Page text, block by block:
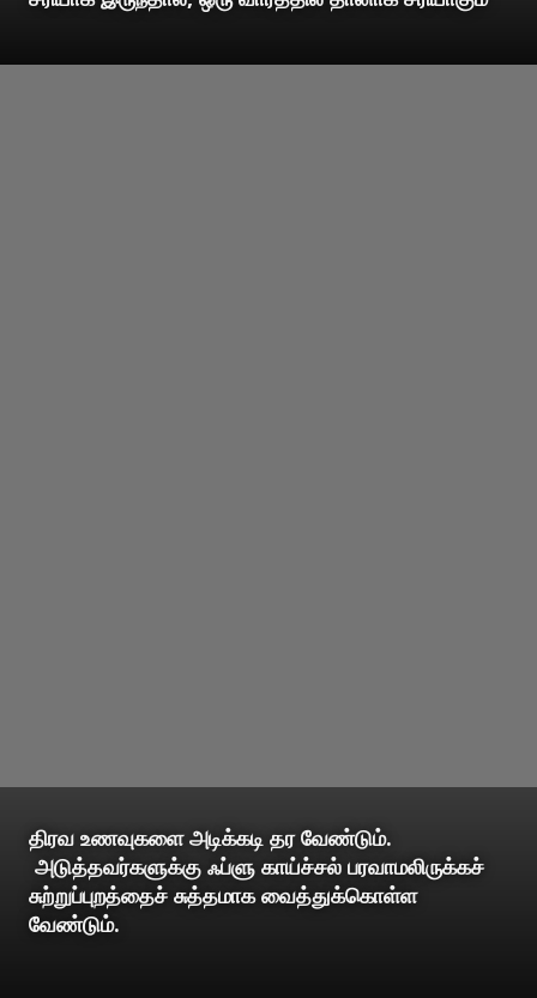
திரவ உணவுகளை அடிக்கடி தர வேண்டும்.
அடுத்தவர்களுக்கு ஃப்ளு காய்ச்சல் பரவாமலிருக்கச்
சுற்றுப்புறத்தைச் சுத்தமாக வைத்துக்கொள்ள
வேண்டும்.